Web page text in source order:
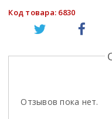
Код товара: 6830
Отзывов пока нет.